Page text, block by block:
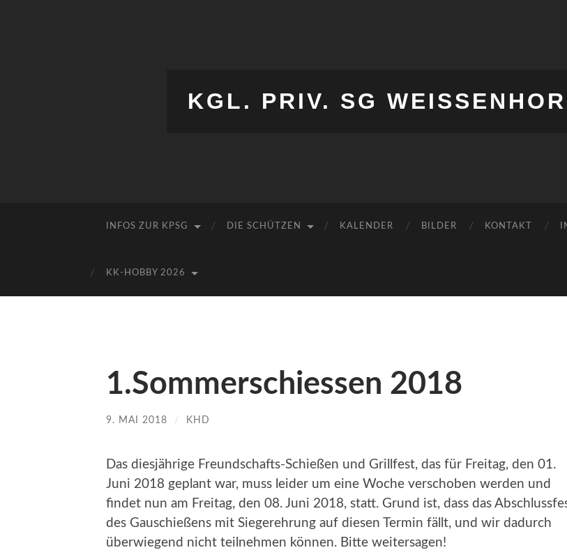
KGL. PRIV. SG
INFOS ZUR KPSG DIE SCHÜTZEN KALENDER BILDER KONTAKT
KK-HOBBY 2026
1.Sommerschiessen 2018
9. MAI 2018 / KHD
Das diesjährige Freundschafts-Schießen und Grillfest, das für Freitag, den 01.
Juni 2018 geplant war, muss leider um eine Woche verschoben werden und
findet nun am Freitag, den 08. Juni 2018, statt. Grund ist, dass das
des Gauschießens mit Siegerehrung auf diesen Termin fällt, und wir dadurch
überwiegend nicht teilnehmen können. Bitte weitersagen!